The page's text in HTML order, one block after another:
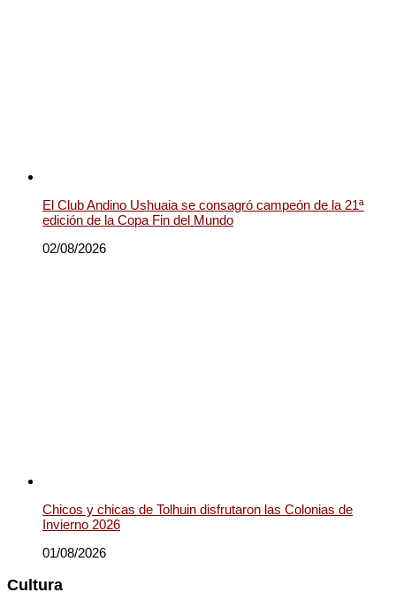
El Club Andino Ushuaia se consagró campeón de la 21ª
edición de la Copa Fin del Mundo
02/08/2026
Chicos y chicas de Tolhuin disfrutaron las Colonias de
Invierno 2026
01/08/2026
Cultura